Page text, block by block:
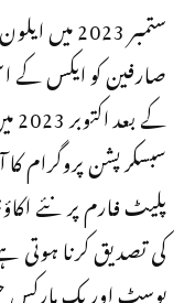
ستمبر
صارفین کو ایکس کے
سبسکرپشن پروگرام
پلیٹ فارم پر نئے
کی تصدیق کرنا ہوتی
پوسٹ اور بک مارکس